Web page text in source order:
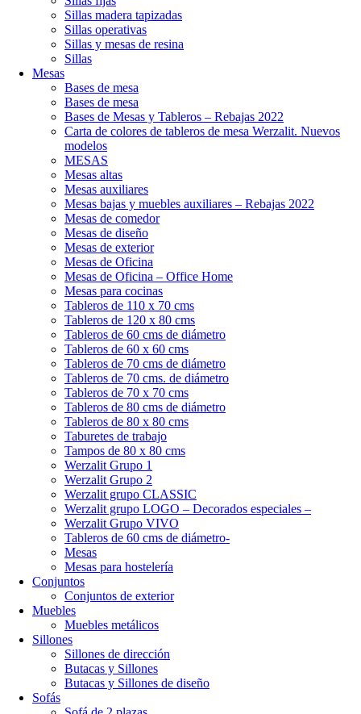
Sillas madera tapizadas
Sillas operativas
Sillas y mesas de resina
Sillas
Mesas
Bases de mesa
Bases de mesa
Bases de Mesas y Tableros – Rebajas 2022
Carta de colores de tableros de mesa Werzalit. Nuevos
modelos
MESAS
Mesas altas
Mesas auxiliares
Mesas bajas y muebles auxiliares – Rebajas 2022
Mesas de comedor
Mesas de diseño
Mesas de exterior
Mesas de Oficina
Mesas de Oficina – Office Home
Mesas para cocinas
Tableros de 110 x 70 cms
Tableros de 120 x 80 cms
Tableros de 60 cms de diámetro
Tableros de 60 x 60 cms
Tableros de 70 cms de diámetro
Tableros de 70 cms. de diámetro
Tableros de 70 x 70 cms
Tableros de 80 cms de diámetro
Tableros de 80 x 80 cms
Taburetes de trabajo
Tampos de 80 x 80 cms
Werzalit Grupo 1
Werzalit Grupo 2
Werzalit grupo CLASSIC
Werzalit grupo LOGO – Decorados especiales –
Werzalit Grupo VIVO
Tableros de 60 cms de diámetro-
Mesas
Mesas para hostelería
Conjuntos
Conjuntos de exterior
Muebles
Muebles metálicos
Sillones
Sillones de dirección
Butacas y Sillones
Butacas y Sillones de diseño
Sofás